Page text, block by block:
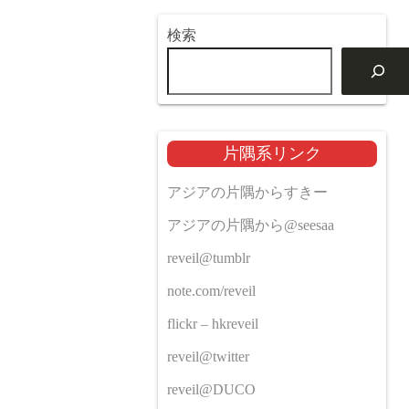
検索
片隅系リンク
アジアの片隅からすきー
アジアの片隅から@seesaa
reveil@tumblr
note.com/reveil
flickr – hkreveil
reveil@twitter
reveil@DUCO